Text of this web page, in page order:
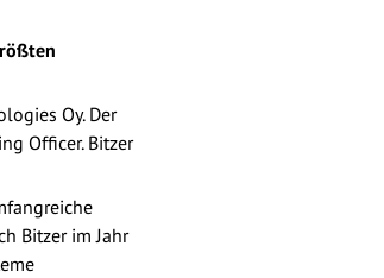
Oy. Der
Officer. Bitzer
Bitzer im Jahr